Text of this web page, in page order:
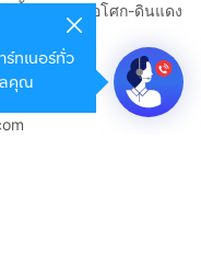
ร์ทเนอร์ทั่ว
ลคุณ
ชั้น 22 ถนนอโศก-ดินแดง
ดง